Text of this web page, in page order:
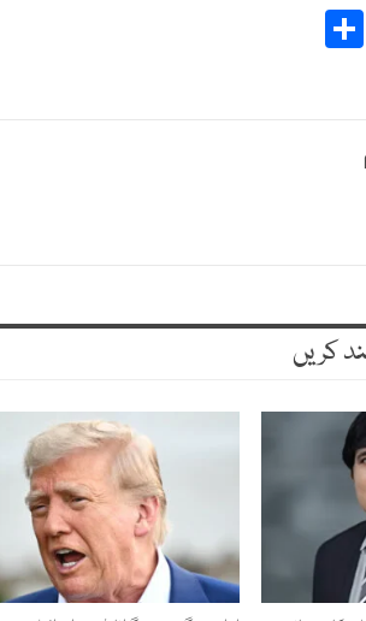
Twitter
کریں